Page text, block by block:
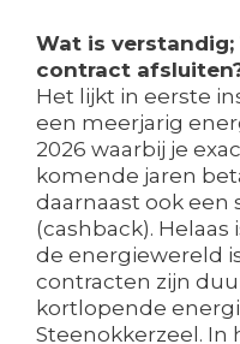
Wat is verstandig;
contract
Het lijkt in eerste
een meerjarig
2026 waarbij je
komende jaren
daarnaast ook
(cashback). Helaas
de energiewereld
contracten zijn
kortlopende
Steenokkerzeel. In